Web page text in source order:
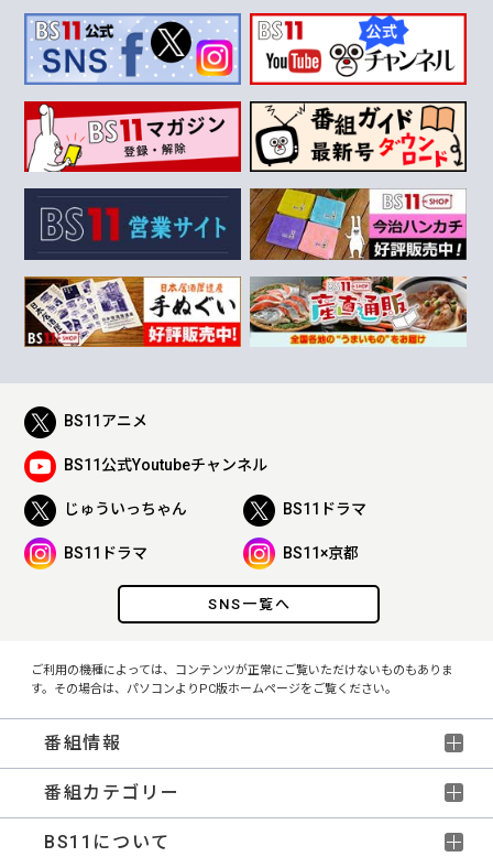
SNS一覧へ
BS11アニメ
BS11公式Youtubeチャンネル
じゅういっちゃん BS11ドラマ
BS11ドラマ BS11×京都
ご利用の機種によっては、コンテンツが正常にご覧いただけないものもありま
す。その場合は、パソコンよりPC版ホームページをご覧ください。
番組情報
番組カテゴリー
BS11について